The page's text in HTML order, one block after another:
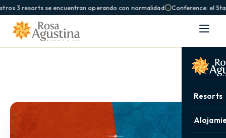
3 resorts se encuentran operando con normalidad Conference: el
Resorts